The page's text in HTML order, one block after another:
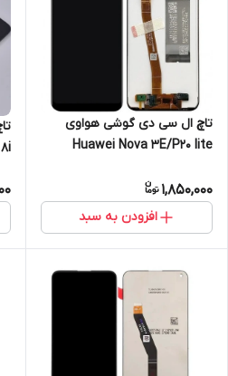
تاچ ال سی دی گوشی هواوی
Huawei Nova 3E/P20 lite
1,850,000
افزودن به سبد